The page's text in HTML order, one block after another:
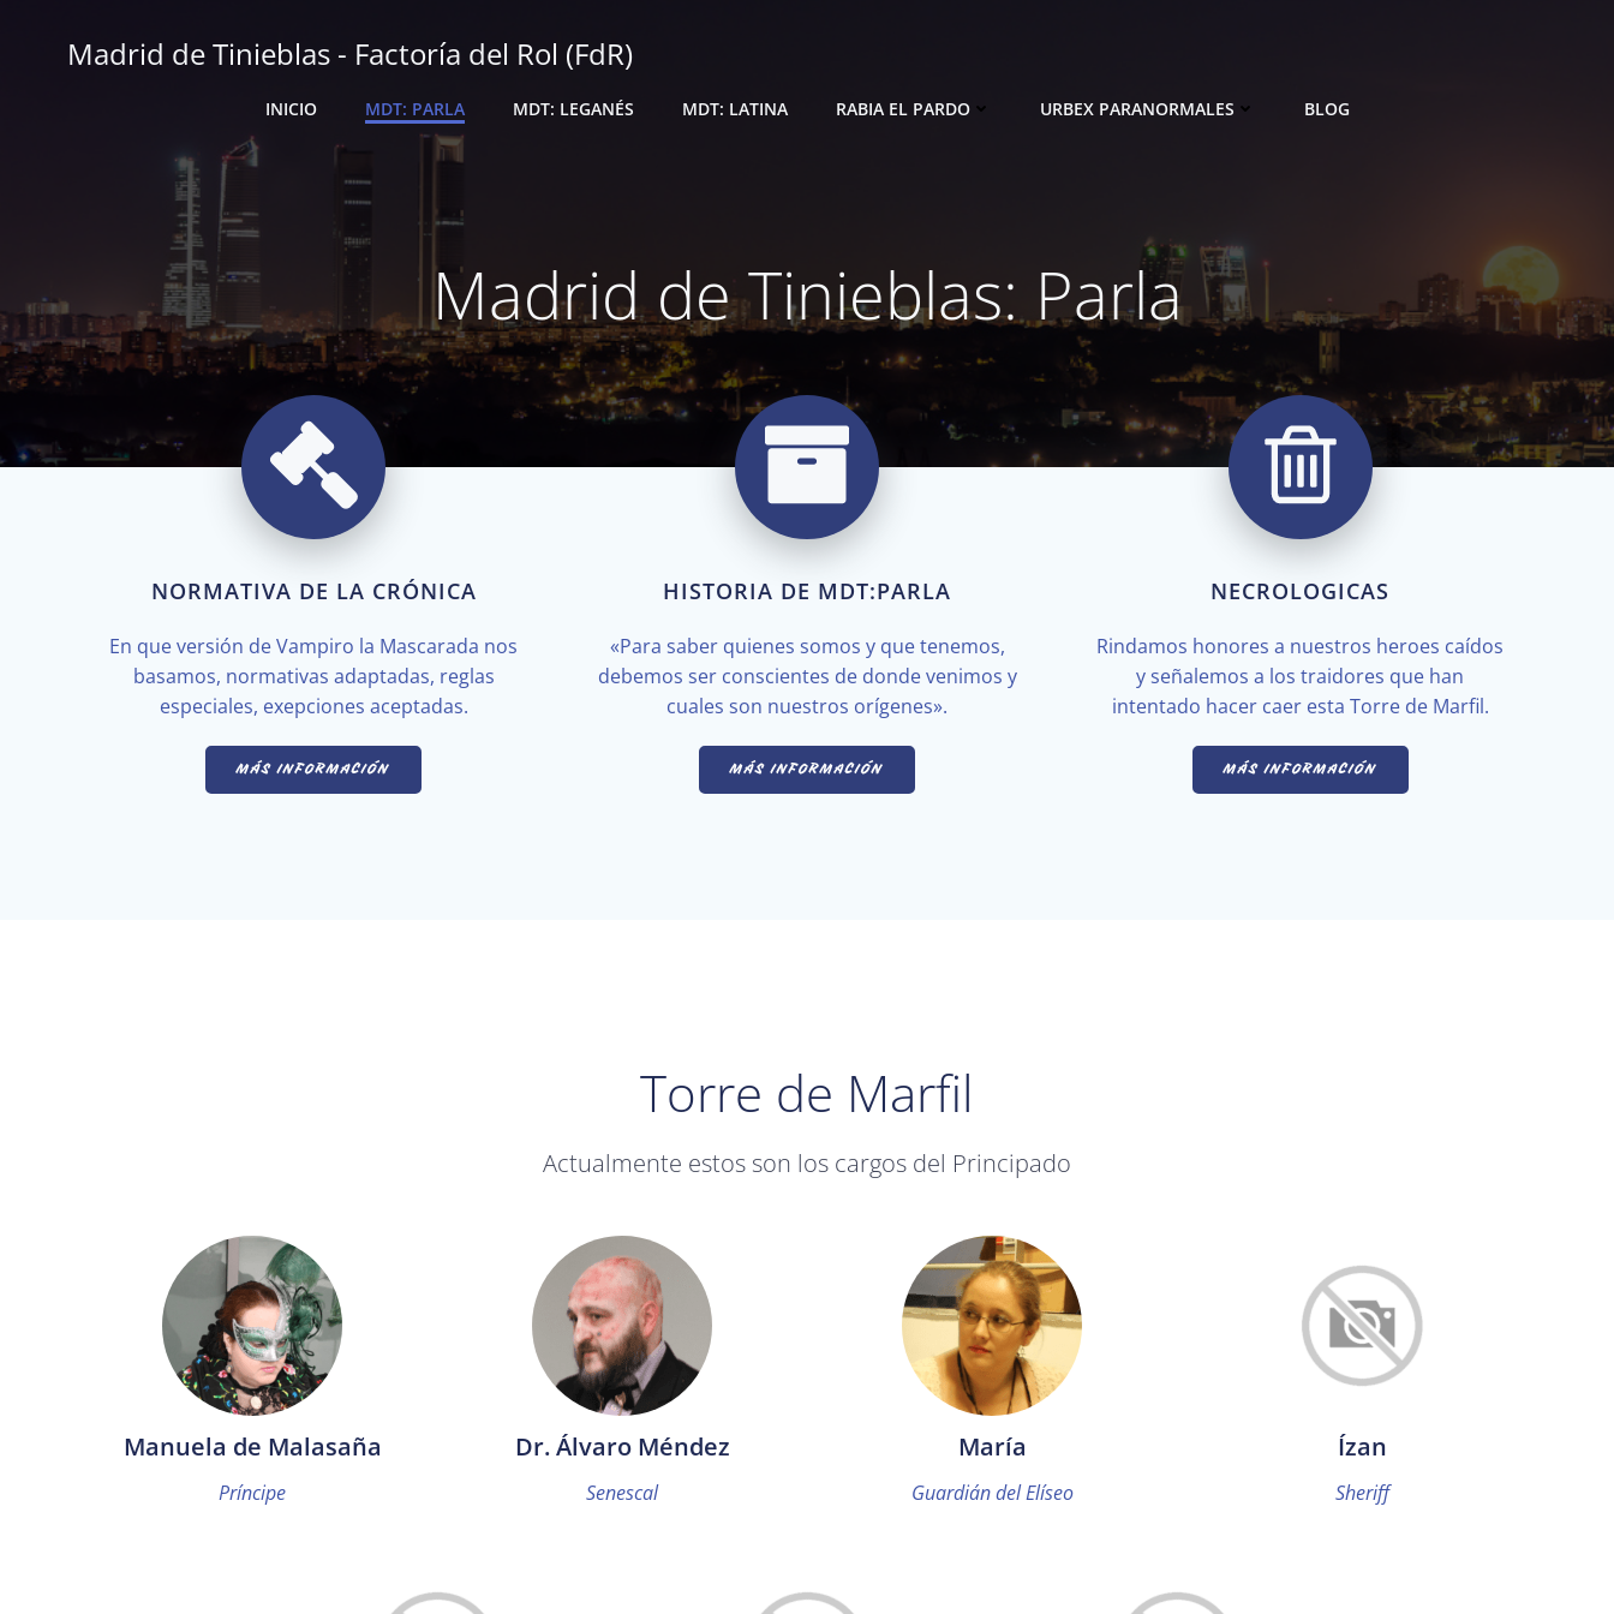
contenidoMadrid de Tinieblas - Factoría del Rol (FdR)
INICIO MDT: PARLA MDT: LEGANÉS MDT: LATINA RABIA EL PARDO URBEX PARANORMALES BLOG
Madrid de Tinieblas: Parla
NORMATIVA DE LA CRÓNICA
En que versión de Vampiro la Mascarada nos
basamos, normativas adaptadas, reglas
especiales, exepciones aceptadas.
MÁS INFORMACIÓN
HISTORIA DE MDT:PARLA
«Para saber quienes somos y que tenemos,
debemos ser conscientes de donde venimos y
cuales son nuestros orígenes».
MÁS INFORMACIÓN
NECROLOGICAS
Rindamos honores a nuestros heroes caídos
y señalemos a los traidores que han
intentado hacer caer esta Torre de Marfil.
MÁS INFORMACIÓN
Torre de Marfil
Actualmente estos son los cargos del Principado
Manuela de Malasaña
Príncipe
Dr. Álvaro Méndez
Senescal
María
Guardián del Elíseo
Ízan
Sheriff